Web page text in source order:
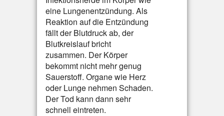
eine Lungenentzündung. Als
Reaktion auf die Entzündung
fällt der Blutdruck ab, der
Blutkreislauf bricht
zusammen. Der Körper
bekommt nicht mehr genug
Sauerstoff. Organe wie Herz
oder Lunge nehmen Schaden.
Der Tod kann dann sehr
schnell eintreten.